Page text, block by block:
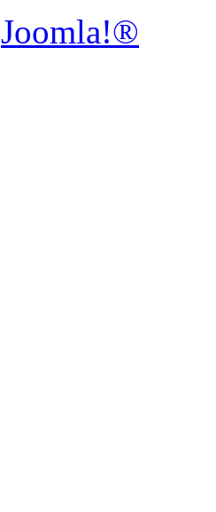
Joomla!®